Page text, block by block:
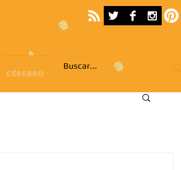
CÉREBRO